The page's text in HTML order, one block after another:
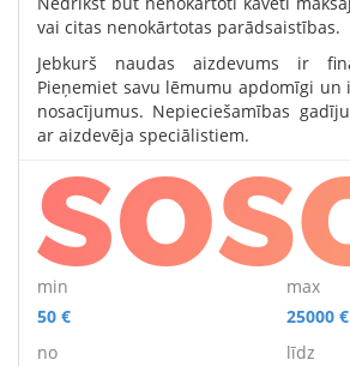
vai citas nenokārtotas parādsaistības.
Jebkurš naudas aizdevums ir
Pieņemiet savu lēmumu apdomīgi un
nosacījumus. Nepieciešamības
ar aizdevēja speciālistiem.
min
50 €
max
25000 €
no
līdz